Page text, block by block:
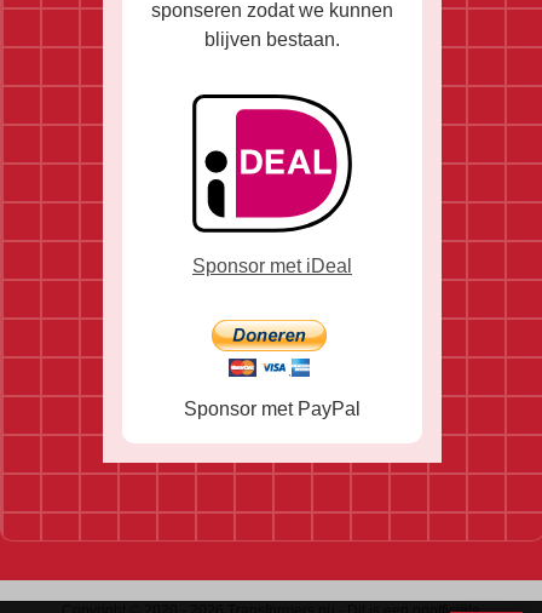
sponseren zodat we kunnen
blijven bestaan.
Sponsor met iDeal
Sponsor met PayPal